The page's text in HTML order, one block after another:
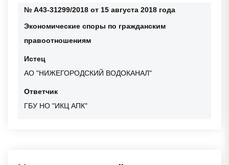
№ А43-31299/2018 от 15 августа 2018 года
Экономические споры по гражданским
правоотношениям
Истец
АО "НИЖЕГОРОДСКИЙ ВОДОКАНАЛ"
Ответчик
ГБУ НО "ИКЦ АПК"